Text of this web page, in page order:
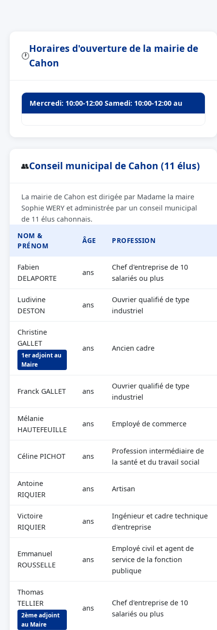
🕐
Horaires d'ouverture de la mairie de
Cahon
Mercredi: 10:00-12:00 Samedi: 10:00-12:00 au
👥Conseil municipal de Cahon (11 élus)
La mairie de Cahon est dirigée par Madame la maire
Sophie WERY et administrée par un conseil municipal
de 11 élus cahonnais.
NOM &
PRÉNOM
ÂGE PROFESSION
Fabien
DELAPORTE
ans
Chef d'entreprise de 10
salariés ou plus
Ludivine
DESTON
ans
Ouvrier qualifié de type
industriel
Christine
GALLET
1er adjoint au
Maire
ans Ancien cadre
Franck GALLET ans
Ouvrier qualifié de type
industriel
Mélanie
HAUTEFEUILLE
ans Employé de commerce
Céline PICHOT ans
Profession intermédiaire de
la santé et du travail social
Antoine
RIQUIER
ans Artisan
Victoire
RIQUIER
ans
Ingénieur et cadre technique
d'entreprise
Emmanuel
ROUSSELLE
ans
Employé civil et agent de
service de la fonction
publique
Thomas
TELLIER
2ème adjoint
au Maire
ans
Chef d'entreprise de 10
salariés ou plus